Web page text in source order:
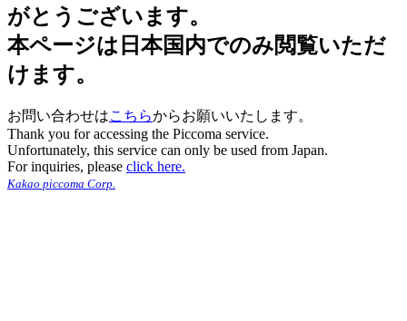
がとうございます。
本ページは日本国内でのみ閲覧いただ
けます。
お問い合わせはこちらからお願いいたします。
Thank you for accessing the Piccoma service.
Unfortunately, this service can only be used from Japan.
For inquiries, please click here.
Kakao piccoma Corp.